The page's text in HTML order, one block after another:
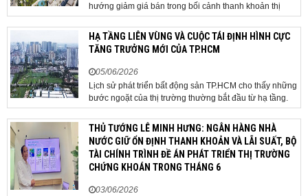
hướng giảm giá bán trong bối cảnh thanh khoản thị
trường suy yếu, người mua thận trọng. Sau hơn 5 tháng
rao bán căn nhà trong hẻm khu vực Bảy Hiền, anh
Minh, một chủ nhà tại TP HCM, chấp nhận hạ giá...
HẠ TẦNG LIÊN VÙNG VÀ CUỘC TÁI ĐỊNH HÌNH CỰC
TĂNG TRƯỞNG MỚI CỦA TP.HCM
05/06/2026
Lịch sử phát triển bất động sản TP.HCM cho thấy những
bước ngoặt của thị trường thường bắt đầu từ hạ tầng.
Khi các tuyến kết nối liên vùng đồng loạt tăng tốc, cấu
trúc phát triển đô thị đang dần thay đổi, mở ra những
hành lang tăng trưởng mới và kéo theo quá...
THỦ TƯỚNG LÊ MINH HƯNG: NGÂN HÀNG NHÀ
NƯỚC GIỮ ỔN ĐỊNH THANH KHOẢN VÀ LÃI SUẤT, BỘ
TÀI CHÍNH TRÌNH ĐỀ ÁN PHÁT TRIỂN THỊ TRƯỜNG
CHỨNG KHOÁN TRONG THÁNG 6
03/06/2026